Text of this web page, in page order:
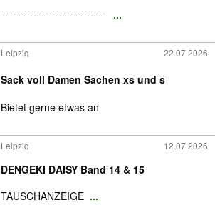
------------------------------ ...
Leipzig 22.07.2026
Sack voll Damen Sachen xs und s
Bietet gerne etwas an
Leipzig 12.07.2026
DENGEKI DAISY Band 14 & 15
TAUSCHANZEIGE ...